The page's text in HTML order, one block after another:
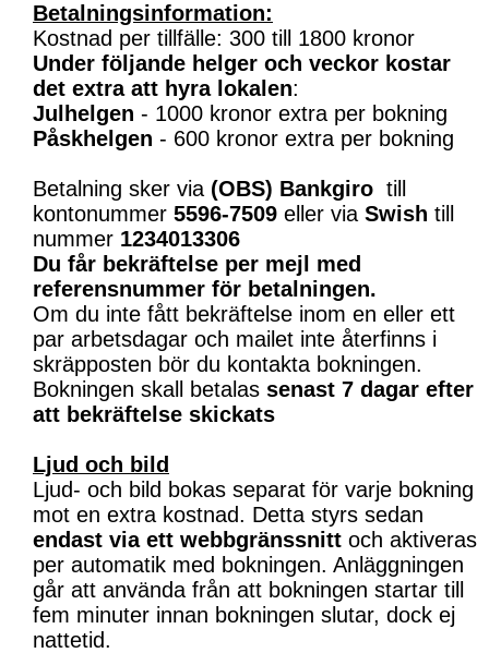
Betalningsinformation:
Kostnad per tillfälle: 300 till 1800 kronor
Under följande helger och veckor kostar
det extra att hyra lokalen:
Julhelgen - 1000 kronor extra per bokning
Påskhelgen - 600 kronor extra per bokning
Betalning sker via (OBS) Bankgiro till
kontonummer 5596-7509 eller via Swish till
nummer 1234013306
Du får bekräftelse per mejl med
referensnummer för betalningen.
Om du inte fått bekräftelse inom en eller ett
par arbetsdagar och mailet inte återfinns i
skräpposten bör du kontakta bokningen.
Bokningen skall betalas senast 7 dagar efter
att bekräftelse skickats
Ljud och bild
Ljud- och bild bokas separat för varje bokning
mot en extra kostnad. Detta styrs sedan
endast via ett webbgränssnitt och aktiveras
per automatik med bokningen. Anläggningen
går att använda från att bokningen startar till
fem minuter innan bokningen slutar, dock ej
nattetid.